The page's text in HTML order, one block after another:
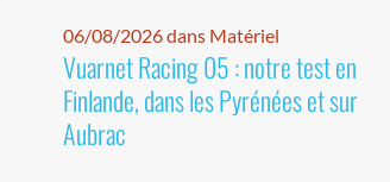
06/08/2026 dans Matériel
Vuarnet Racing 05 : notre test en
Finlande, dans les Pyrénées et sur
Aubrac